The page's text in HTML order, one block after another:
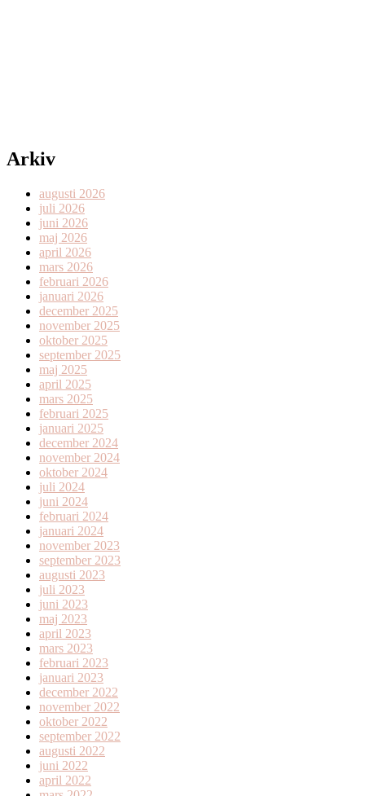
Arkiv
augusti 2026
juli 2026
juni 2026
maj 2026
april 2026
mars 2026
februari 2026
januari 2026
december 2025
november 2025
oktober 2025
september 2025
maj 2025
april 2025
mars 2025
februari 2025
januari 2025
december 2024
november 2024
oktober 2024
juli 2024
juni 2024
februari 2024
januari 2024
november 2023
september 2023
augusti 2023
juli 2023
juni 2023
maj 2023
april 2023
mars 2023
februari 2023
januari 2023
december 2022
november 2022
oktober 2022
september 2022
augusti 2022
juni 2022
april 2022